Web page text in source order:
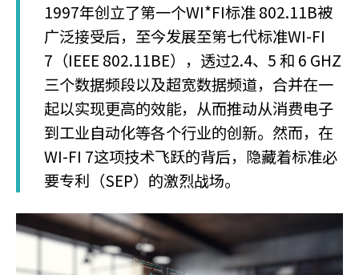
1997年创立了第一个WI*FI标准 802.11B被
广泛接受后，至今发展至第七代标准WI-FI
7（IEEE 802.11BE），透过2.4、5 和 6 GHZ
三个数据频段以及超宽数据频道，合并在一
起以实现更高的效能，从而推动从消费电子
到工业自动化等各个行业的创新。然而，在
WI-FI 7这项技术飞跃的背后，隐藏着标准必
要专利（SEP）的激烈战场。